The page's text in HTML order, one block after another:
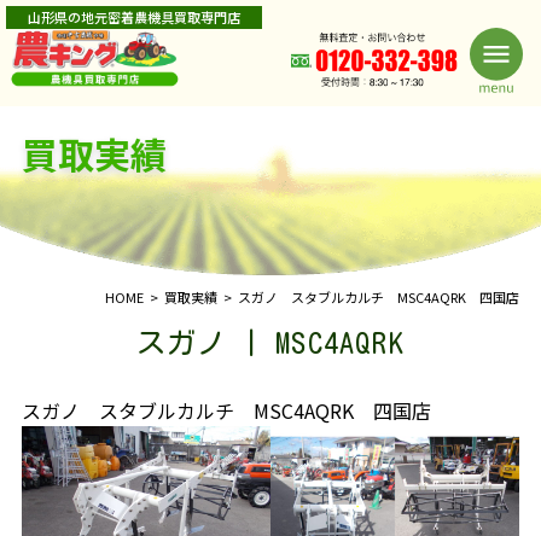
山形県の地元密着農機具買取専門店
買取実績
HOME 買取実績 スガノ スタブルカルチ MSC4AQRK 四国店
スガノ | MSC4AQRK
スガノ スタブルカルチ MSC4AQRK 四国店